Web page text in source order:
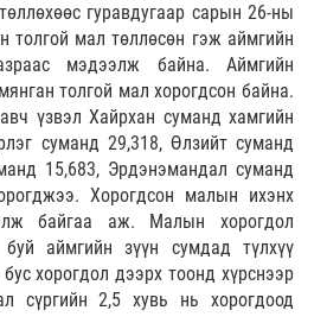
гуравдугаар сарын 26-ны
толгой мал төллөсөн гэж аймгийн
мэдээлж байна. Аймгийн
толгой мал хорогдсон байна.
үзвэл Хайрхан суманд хамгийн
суманд 29,318, Өлзийт суманд
15,683, Эрдэнэмандал суманд
Хорогдсон малын ихэнх
байгаа аж. Малын хорогдол
аймгийн зүүн сумдад түлхүү
хорогдол дээрх тоонд хүрснээр
сүргийн 2,5 хувь нь хорогдоод